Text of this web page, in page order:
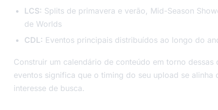
LCS: Splits de primavera e verão, Mid-Season
de Worlds
CDL: Eventos principais distribuídos ao longo do
Construir um calendário de conteúdo em torno dessas
eventos significa que o timing do seu upload se alinha
interesse de busca.